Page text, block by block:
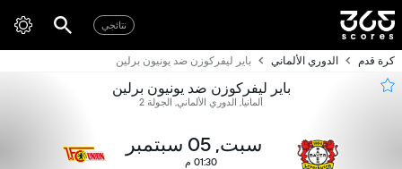
نتائجي
كرة قدم الدوري الألماني باير ليفركوزن ضد يونيون برلين
باير ليفركوزن ضد يونيون برلين
ألمانيا, الدوري الألماني, الجولة 2
سبت, 05 سبتمبر
01:30 م